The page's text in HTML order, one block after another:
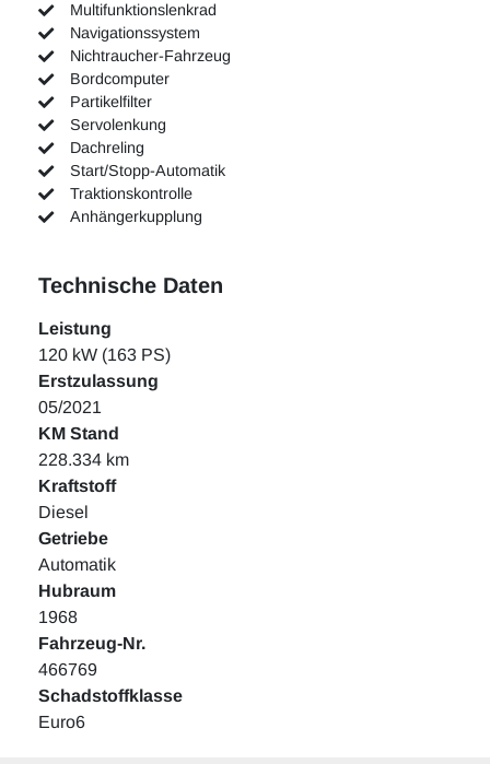
Multifunktionslenkrad
Navigationssystem
Nichtraucher-Fahrzeug
Bordcomputer
Partikelfilter
Servolenkung
Dachreling
Start/Stopp-Automatik
Traktionskontrolle
Anhängerkupplung
Technische Daten
Leistung
120 kW (163 PS)
Erstzulassung
05/2021
KM Stand
228.334 km
Kraftstoff
Diesel
Getriebe
Automatik
Hubraum
1968
Fahrzeug-Nr.
466769
Schadstoffklasse
Euro6